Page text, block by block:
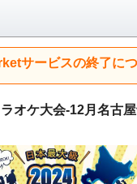
サービスの終了に
オケ大会-12月名古